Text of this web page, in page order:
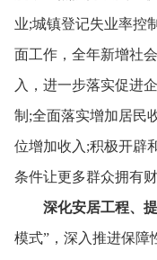
业;城镇登记失业率控
面工作， 全年新增社
入， 进一步落实促进
制;全面落实增加居民
位增加收入;积极开辟
条件让更多群众拥有财
深化安居工程、
模式”， 深入推进保障